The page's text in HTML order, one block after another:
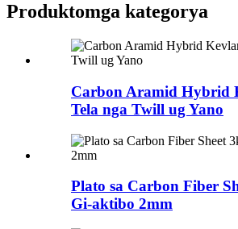
Produktomga kategorya
Carbon Aramid Hybrid
Tela nga Twill ug Yano
Plato sa Carbon Fiber
Gi-aktibo 2mm